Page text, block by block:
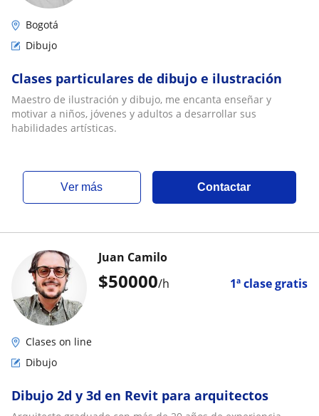
Bogotá
Dibujo
Clases particulares de dibujo e ilustración
Maestro de ilustración y dibujo, me encanta enseñar y
motivar a niños, jóvenes y adultos a desarrollar sus
habilidades artísticas.
ver más Contactar
$50000/h 1ª clase gratis
Juan Camilo
Clases on line
Dibujo
Dibujo 2d y 3d en Revit para arquitectos